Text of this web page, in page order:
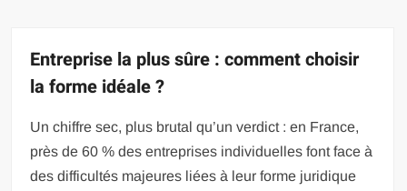
Entreprise la plus sûre : comment choisir
la forme idéale ?
Un chiffre sec, plus brutal qu’un verdict : en France,
près de 60 % des entreprises individuelles font face à
des difficultés majeures liées à leur forme juridique